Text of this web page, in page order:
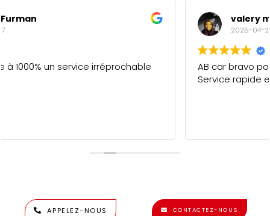
AB car bravo pour votre professionnalisme.
APPELEZ-NOUS CONTACTEZ-NOUS